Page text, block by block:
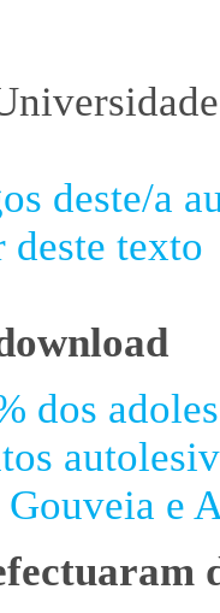
deste/a
deste texto
dos
e